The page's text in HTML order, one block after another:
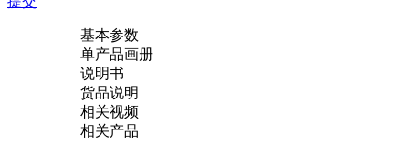
基本参数
单产品画册
说明书
货品说明
相关视频
相关产品